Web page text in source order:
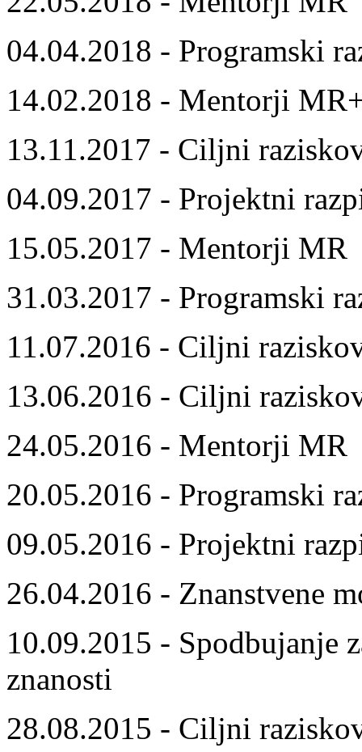
04.04.2018 - Programski
14.02.2018 - Mentorji
13.11.2017 - Ciljni
04.09.2017 - Projektni
15.05.2017 - Mentorji MR
31.03.2017 - Programski
11.07.2016 - Ciljni
13.06.2016 - Ciljni
24.05.2016 - Mentorji MR
20.05.2016 - Programski
09.05.2016 - Projektni
26.04.2016 - Znanstvene
10.09.2015 - Spodbujanje
znanosti
28.08.2015 - Ciljni